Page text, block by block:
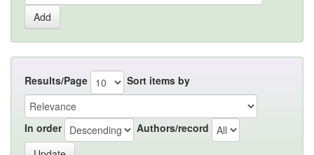
Results/Page Sort items by
In order Authors/record